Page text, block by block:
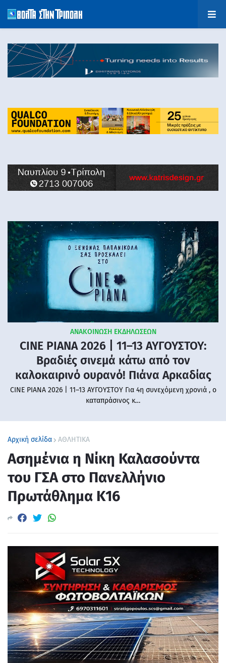
ΑΝΑΚΟΙΝΩΣΗ ΕΚΔΗΛΩΣΕΩΝ
CINE PIANA 2026 | 11–13 ΑΥΓΟΥΣΤΟΥ:
Βραδιές σινεμά κάτω από τον
καλοκαιρινό ουρανό! Πιάνα Αρκαδίας
CINE PIANA 2026 | 11–13 ΑΥΓΟΥΣΤΟΥ Για 4η συνεχόμενη χρονιά , ο
καταπράσινος κ…
Αρχική σελίδα ΑΘΛΗΤΙΚΑ
Ασημένια η Νίκη Καλασούντα
του ΓΣΑ στο Πανελλήνιο
Πρωτάθλημα Κ16